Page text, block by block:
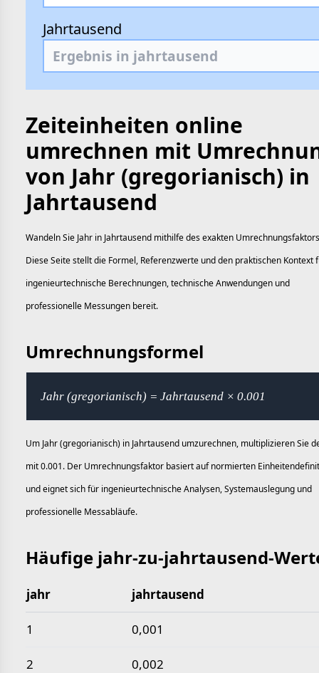
Jahrtausend
Zeiteinheiten online
umrechnen mit
von Jahr (gregorianisch) in
Jahrtausend
Wandeln Sie Jahr in Jahrtausend mithilfe des exakten
Diese Seite stellt die Formel, Referenzwerte und den praktischen Kontext
ingenieurtechnische Berechnungen, technische Anwendungen und
professionelle Messungen bereit.
Umrechnungsformel
Jahr (gregorianisch) = Jahrtausend × 0.001
Um Jahr (gregorianisch) in Jahrtausend umzurechnen, multiplizieren Sie
mit 0.001. Der Umrechnungsfaktor basiert auf normierten
und eignet sich für ingenieurtechnische Analysen, Systemauslegung und
professionelle Messabläufe.
Häufige jahr-zu-jahrtausend-
Häufige jahr-zu-jahrtausend-Werte
jahr jahrtausend
1 0,001
2 0,002